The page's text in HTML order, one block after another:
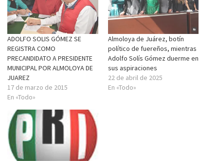
ADOLFO SOLIS GÓMEZ SE
REGISTRA COMO
PRECANDIDATO A PRESIDENTE
MUNICIPAL POR ALMOLOYA DE
JUAREZ
17 de marzo de 2015
En «Todo»
Almoloya de Juárez, botín
político de fuereños, mientras
Adolfo Solís Gómez duerme en
sus aspiraciones
22 de abril de 2025
En «Todo»